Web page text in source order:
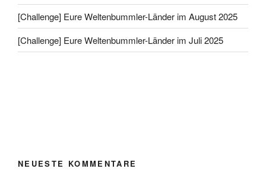
[Challenge] Eure Weltenbummler-Länder im August 2025
[Challenge] Eure Weltenbummler-Länder im Juli 2025
NEUESTE KOMMENTARE